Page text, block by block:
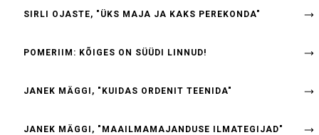
SIRLI OJASTE, "ÜKS MAJA JA KAKS PEREKONDA"
POMERIIM: KÕIGES ON SÜÜDI LINNUD!
JANEK MÄGGI, "KUIDAS ORDENIT TEENIDA"
JANEK MÄGGI, "MAAILMAMAJANDUSE ILMATEGIJAD"